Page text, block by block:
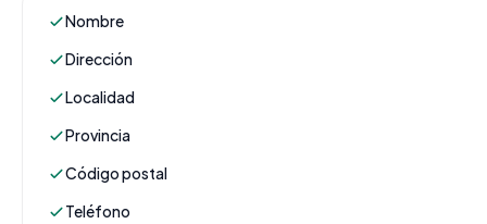
Nombre
Dirección
Localidad
Provincia
Código postal
Teléfono